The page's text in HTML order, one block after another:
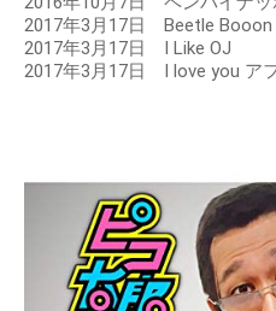
2017年3月17日 Beetle Booon
2017年3月17日 I Like OJ
2017年3月17日 I love you ア